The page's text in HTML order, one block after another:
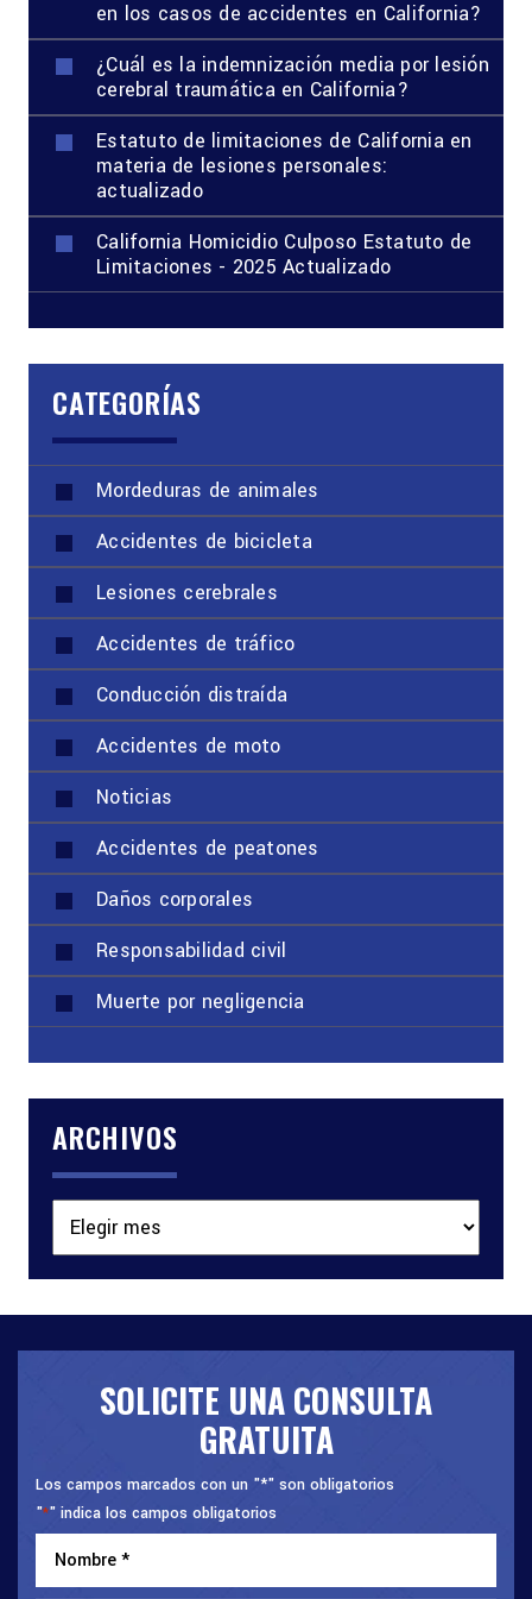
en los casos de accidentes en California?
¿Cuál es la indemnización media por lesión
cerebral traumática en California?
Estatuto de limitaciones de California en
materia de lesiones personales:
actualizado
California Homicidio Culposo Estatuto de
Limitaciones - 2025 Actualizado
CATEGORÍAS
Mordeduras de animales
Accidentes de bicicleta
Lesiones cerebrales
Accidentes de tráfico
Conducción distraída
Accidentes de moto
Noticias
Accidentes de peatones
Daños corporales
Responsabilidad civil
Muerte por negligencia
ARCHIVOS
SOLICITE UNA CONSULTA
GRATUITA
Los campos marcados con un "*" son obligatorios
"*" indica los campos obligatorios